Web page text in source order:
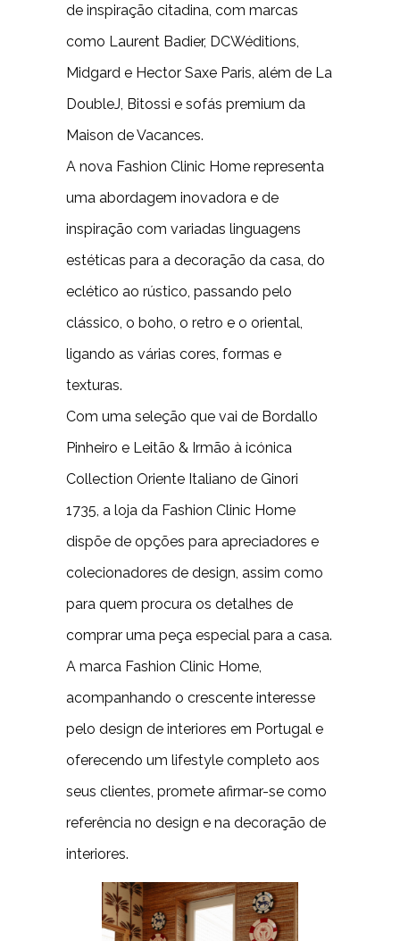
de inspiração citadina, com marcas
como Laurent Badier, DCWéditions,
Midgard e Hector Saxe Paris, além de La
DoubleJ, Bitossi e sofás premium da
Maison de Vacances.
A nova Fashion Clinic Home representa
uma abordagem inovadora e de
inspiração com variadas linguagens
estéticas para a decoração da casa, do
eclético ao rústico, passando pelo
clássico, o boho, o retro e o oriental,
ligando as várias cores, formas e
texturas.
Com uma seleção que vai de Bordallo
Pinheiro e Leitão & Irmão à icónica
Collection Oriente Italiano de Ginori
1735, a loja da Fashion Clinic Home
dispõe de opções para apreciadores e
colecionadores de design, assim como
para quem procura os detalhes de
comprar uma peça especial para a casa.
A marca Fashion Clinic Home,
acompanhando o crescente interesse
pelo design de interiores em Portugal e
oferecendo um lifestyle completo aos
seus clientes, promete afirmar-se como
referência no design e na decoração de
interiores.